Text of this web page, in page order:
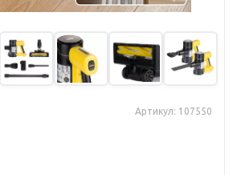
Артикул: 107550